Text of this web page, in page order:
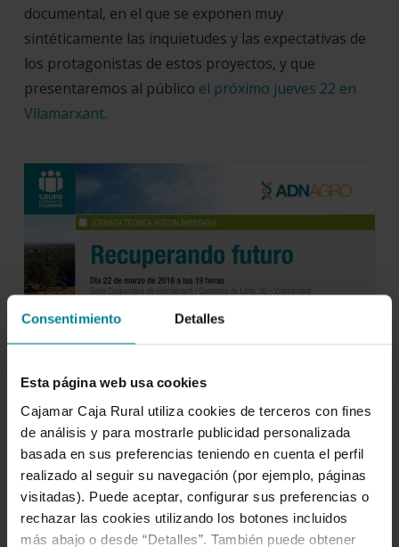
Consentimiento Detalles
Esta página web usa cookies
Cajamar Caja Rural utiliza cookies de terceros con fines
de análisis y para mostrarle publicidad personalizada
basada en sus preferencias teniendo en cuenta el perfil
realizado al seguir su navegación (por ejemplo, páginas
visitadas). Puede aceptar, configurar sus preferencias o
rechazar las cookies utilizando los botones incluidos
más abajo o desde “Detalles”. También puede obtener
documental, en el que se exponen muy
sintéticamente las inquietudes y las expectativas de
los protagonistas de estos proyectos, y que
presentaremos al público el próximo jueves 22 en
Vilamarxant.
Lo mejor de todo son las imágenes que recogen la
ilusión de las personas que forman parte de las
cooperativas y que reflejan en sus ojos, sus sonrisas
y sus palabras la confianza que la iniciativa les ha
generado de cara al futuro.